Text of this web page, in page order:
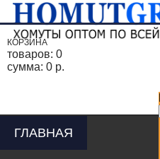
КОРЗИНА
товаров: 0
сумма: 0 р.
ГЛАВНАЯ